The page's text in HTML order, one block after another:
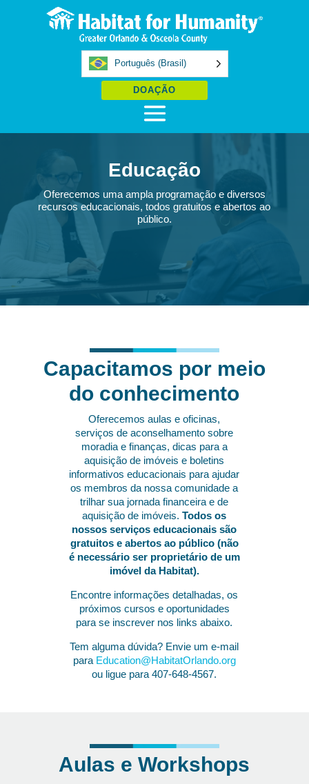
Português (Brasil)
DOAÇÃO
Educação
Oferecemos uma ampla programação e diversos
recursos educacionais, todos gratuitos e abertos ao
público.
Capacitamos por meio
do conhecimento
Oferecemos aulas e oficinas,
serviços de aconselhamento sobre
moradia e finanças, dicas para a
aquisição de imóveis e boletins
informativos educacionais para ajudar
os membros da nossa comunidade a
trilhar sua jornada financeira e de
aquisição de imóveis.Todos os
nossos serviços educacionais são
gratuitos e abertos ao público (não
é necessário ser proprietário de um
imóvel da Habitat).
Encontre informações detalhadas, os
próximos cursos e oportunidades
para se inscrever nos links abaixo.
Tem alguma dúvida? Envie um e-mail
para Education@HabitatOrlando.org
ou ligue para 407-648-4567.
Aulas e Workshops